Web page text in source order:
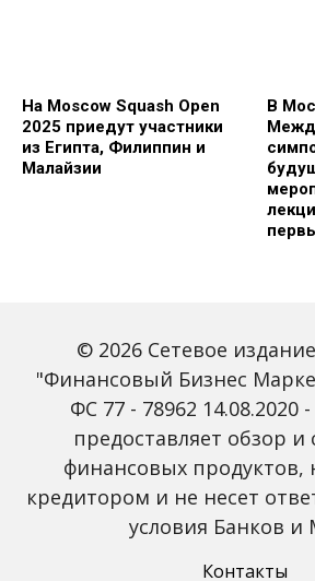
На Moscow Squash Open
2025 приедут участники
из Египта, Филиппин и
Малайзии
В
Зарплаты вырастут,
банки включат защиту
от мошенников: какие
новые законы ждут
россиян с октября
© 2026 Сетевое
"Финансовый Бизнес
ФС 77 - 78962 14.08.2020
предоставляет обзор и
финансовых продуктов,
кредитором и не несет
условия Банков
Контакты